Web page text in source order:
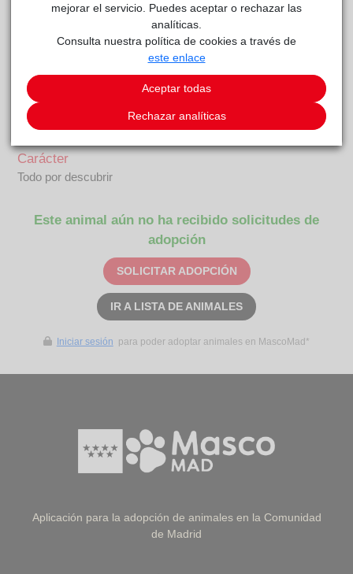
ANTONIAreside actualmente en el centro de acogida
Anaa
COMENTARIOS
Carácter
Todo por descubrir
Este animal aún no ha recibido solicitudes de
adopción
SOLICITAR ADOPCIÓN
IR A LISTA DE ANIMALES
Iniciar sesión para poder adoptar animales en MascoMad*
Aplicación para la adopción de animales en la Comunidad
de Madrid
mejorar el servicio. Puedes aceptar o rechazar las
analíticas.
Consulta nuestra política de cookies a través de
este enlace
Aceptar todas
Rechazar analíticas